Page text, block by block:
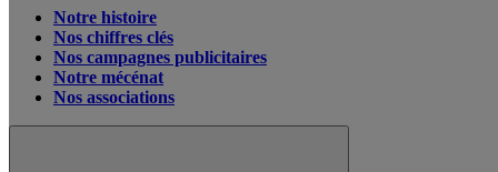
Notre histoire
Nos chiffres clés
Nos campagnes publicitaires
Notre mécénat
Nos associations